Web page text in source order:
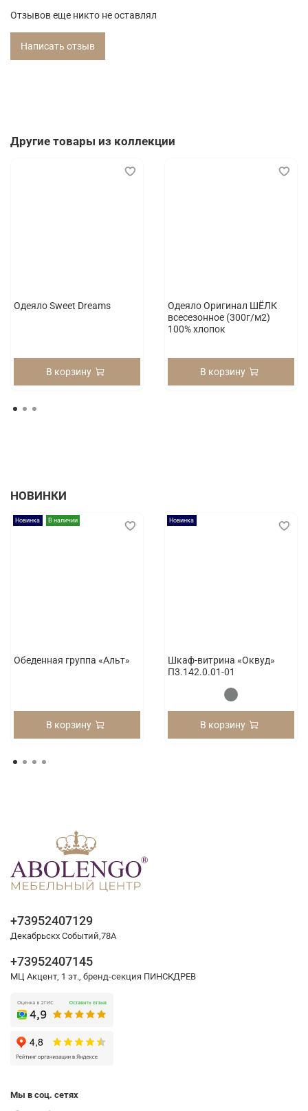
Отзывов еще никто не оставлял
Написать отзыв
Другие товары из коллекции
Одеяло Sweet Dreams
В корзину
Одеяло Оригинал ШЁЛК
всесезонное (300г/м2)
100% хлопок
В корзину
НОВИНКИ
Новинка В наличии
Обеденная группа «Альт»
В корзину
Новинка
Шкаф-витрина «Оквуд»
П3.142.0.01-01
В корзину
+73952407129
Декабрьскх Событий,78А
+73952407145
МЦ Акцент, 1 эт., бренд-секция ПИНСКДРЕВ
Мы в соц. сетях